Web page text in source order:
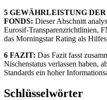
5 GEWÄHRLEISTUNG
FONDS: Dieser Abschnitt
Eurosif-Transparenzrichtlinien,
das Morningstar Rating als
6 FAZIT: Das Fazit fasst
Nischenstatus verlassen haben,
Standards ein hoher
Schlüsselwörter